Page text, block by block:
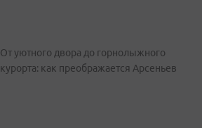
От уютного двора до горнолыжного
курорта: как преображается Арсеньев